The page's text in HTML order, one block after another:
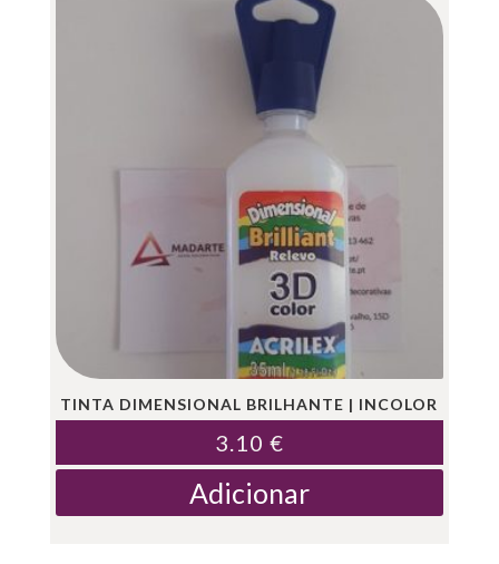
TINTA DIMENSIONAL BRILHANTE | INCOLOR
3.10 €
Adicionar